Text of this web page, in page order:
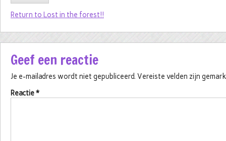
Return to Lost in the forest!!
Geef een reactie
Je e-mailadres wordt niet gepubliceerd. Vereiste velden zijn
Reactie*